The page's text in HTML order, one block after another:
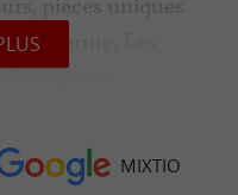
brute. Les
saisons.
MIXTIO